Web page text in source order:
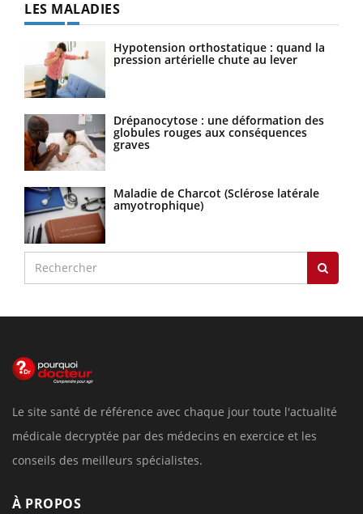
LES MALADIES
Hypotension orthostatique : quand la
pression artérielle chute au lever
Drépanocytose : une déformation des
globules rouges aux conséquences
graves
Maladie de Charcot (Sclérose latérale
amyotrophique)
Le site santé de référence avec chaque jour toute l'actualité
médicale decryptée par des médecins en exercice et les
conseils des meilleurs spécialistes.
À PROPOS